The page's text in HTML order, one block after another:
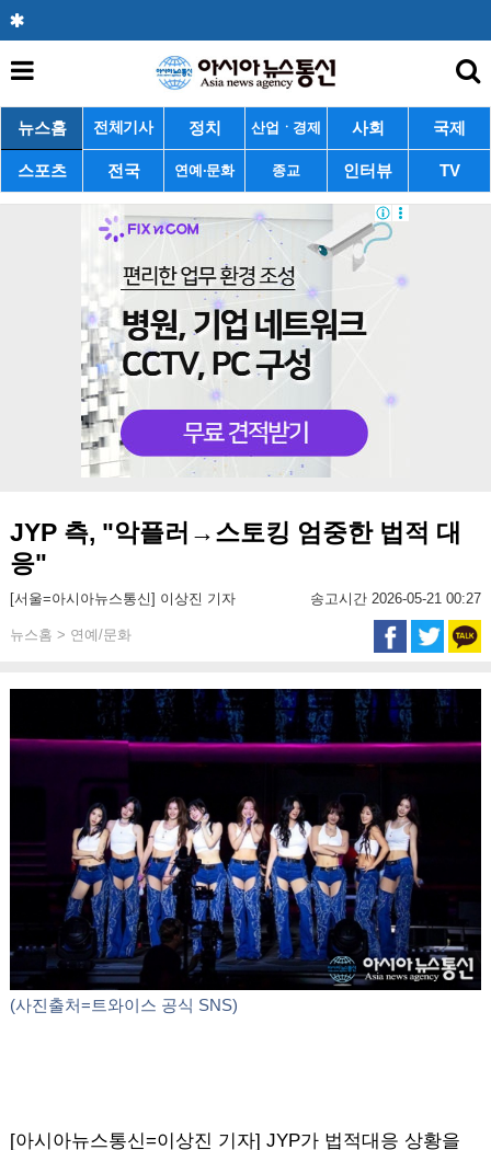
뉴스홈 전체기사 정치 산업ㆍ경제 사회 국제
스포츠 전국 연예·문화 종교 인터뷰 TV
JYP 측, "악플러→스토킹 엄중한 법적 대
응"
[서울=아시아뉴스통신] 이상진 기자 송고시간 2026-05-21 00:27
뉴스홈 > 연예/문화
(사진출처=트와이스 공식 SNS)
[아시아뉴스통신=이상진 기자] JYP가 법적대응 상황을